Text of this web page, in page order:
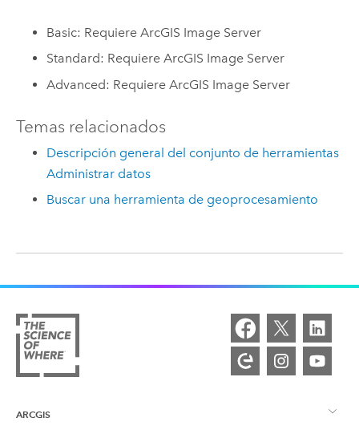
Basic: Requiere ArcGIS Image Server
Standard: Requiere ArcGIS Image Server
Advanced: Requiere ArcGIS Image Server
Temas relacionados
Descripción general del conjunto de herramientas
Administrar datos
Buscar una herramienta de geoprocesamiento
ARCGIS